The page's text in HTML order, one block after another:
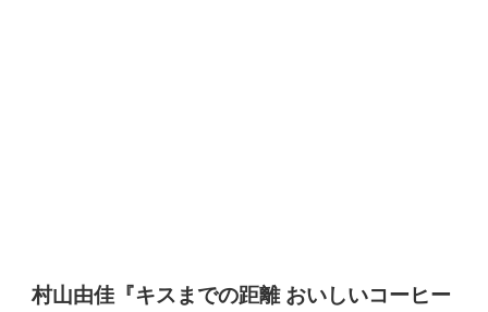
村山由佳『キスまでの距離 おいしいコーヒー